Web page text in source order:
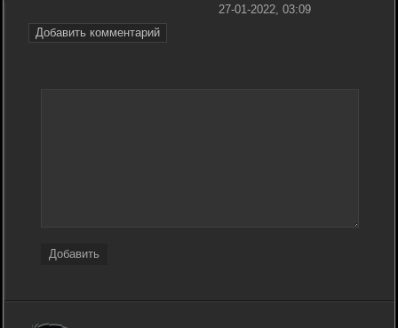
Добавить комментарий
27-01-2022, 03:09
Добавить